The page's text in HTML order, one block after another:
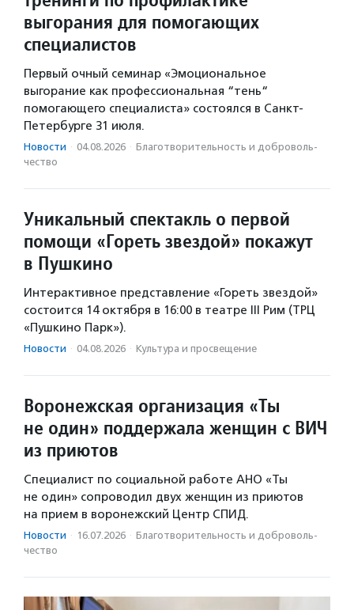
выгорания для помогающих
специалистов
Первый очный семинар «Эмоциональное
выгорание как профессиональная “тень“
помогающего специалиста» состоялся в Санкт-
Петербурге 31 июля.
Новости · 04.08.2026 · Благотвори­тель­ность и доброволь­
чест­во
Уникальный спектакль о первой
помощи «Гореть звездой» покажут
в Пушкино
Интерактивное представление «Гореть звездой»
состоится 14 октября в 16:00 в театре III Рим (ТРЦ
«Пушкино Парк»).
Новости · 04.08.2026 · Культура и просвещение
Воронежская организация «Ты
не один» поддержала женщин с ВИЧ
из приютов
Специалист по социальной работе АНО «Ты
не один» сопроводил двух женщин из приютов
на прием в воронежский Центр СПИД.
Новости · 16.07.2026 · Благотвори­тель­ность и доброволь­
чест­во